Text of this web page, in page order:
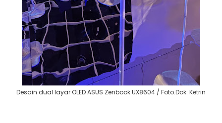
Desain dual layar OLED ASUS Zenbook UX8604 / Foto.Dok: Ketrin